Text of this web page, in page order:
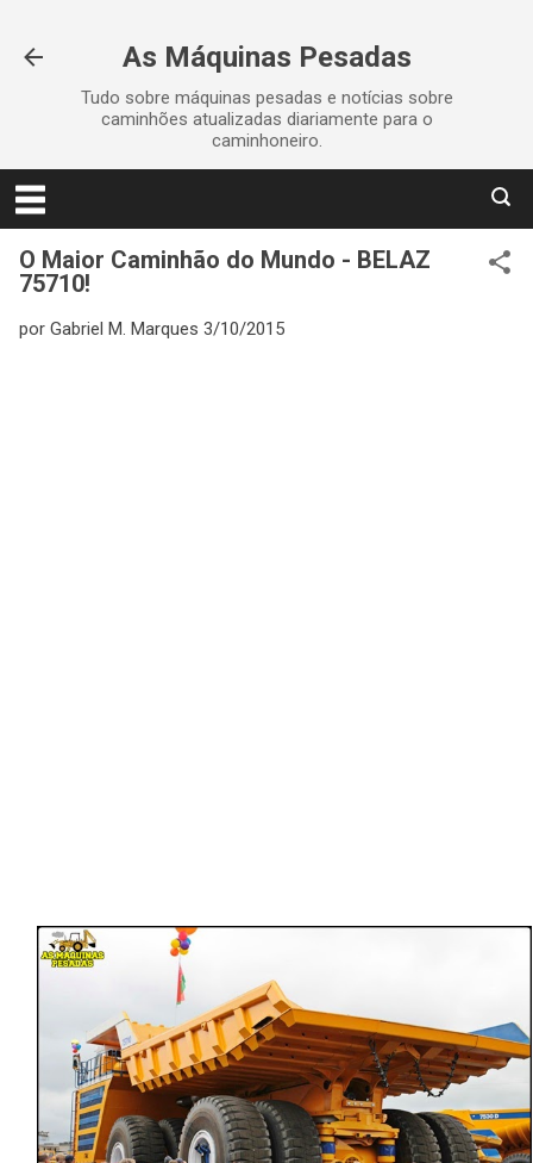
As Máquinas Pesadas
Tudo sobre máquinas pesadas e notícias sobre
caminhões atualizadas diariamente para o
caminhoneiro.
O Maior Caminhão do Mundo - BELAZ
75710!
por Gabriel M. Marques 3/10/2015